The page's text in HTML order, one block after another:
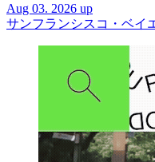
Aug 03. 2026 up
サンフランシスコ・ベイ